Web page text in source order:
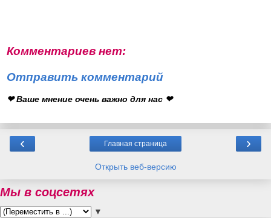
Комментариев нет:
Отправить комментарий
❤ Ваше мнение очень важно для нас ❤
‹ ›
Главная страница
Открыть веб-версию
Мы в соцсетях
▼